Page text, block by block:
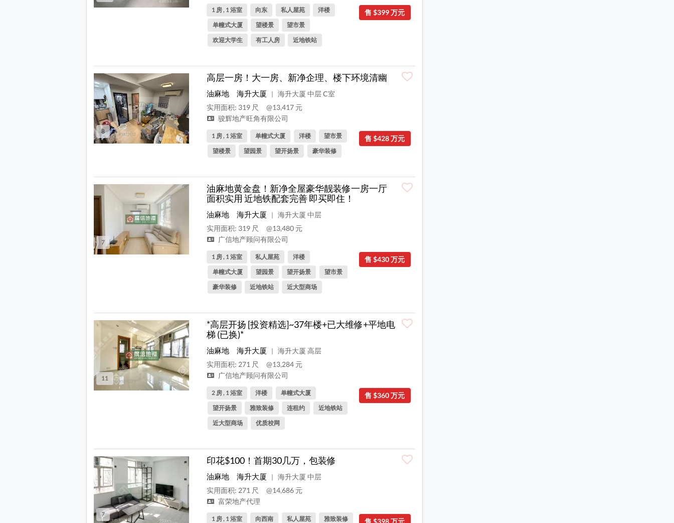
售 $399 万元
1 房 , 1 浴室 向东 私人屋苑
洋楼
单幢式大厦
望楼景
望市景
欢迎大学生
有工人房 近地铁站
8
高层一房！大一房、新净企理、楼下环境清幽
油麻地 海升大厦 |
海升大厦 中层 C室
实用面积: 319 尺
@13,417 元
骏辉地产旺角有限公司
售 $428 万元
1 房 , 1 浴室 单幢式大厦 洋楼
望市景
望楼景
望园景 望开扬景 豪华装修
7
油麻地黄金盘！新净全屋豪华靓装修一房一厅
面积实用 近地铁配套完善 即买即住！
油麻地 海升大厦 |
海升大厦 中层
实用面积: 319 尺
@13,480 元
广信地产顾问有限公司
售 $430 万元
1 房 , 1 浴室 私人屋苑
洋楼
单幢式大厦
望园景 望开扬景
望市景
豪华装修
近地铁站 近大型商场
11
*高层开扬 [投资精选]~37年楼+已大维修+平地电
梯 (已换)*
油麻地 海升大厦 |
海升大厦 高层
实用面积: 271 尺
@13,284 元
广信地产顾问有限公司
售 $360 万元
2 房 , 1 浴室 洋楼
单幢式大厦
望开扬景
雅致装修 连租约
近地铁站
近大型商场
优质校网
7
印花$100！首期30几万，包装修
油麻地 海升大厦 |
海升大厦 中层
实用面积: 271 尺
@14,686 元
富荣地产代理
售 $398 万元
1 房 , 1 浴室 向西南 私人屋苑 雅致装修